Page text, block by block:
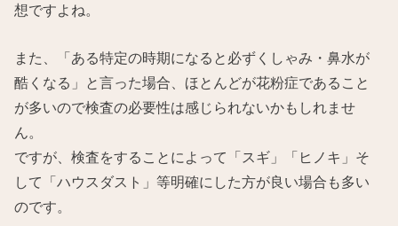
想ですよね。
また、「ある特定の時期になると必ずくしゃみ・鼻水が
酷くなる」と言った場合、ほとんどが花粉症であること
が多いので検査の必要性は感じられないかもしれませ
ん。
ですが、検査をすることによって「スギ」「ヒノキ」そ
して「ハウスダスト」等明確にした方が良い場合も多い
のです。